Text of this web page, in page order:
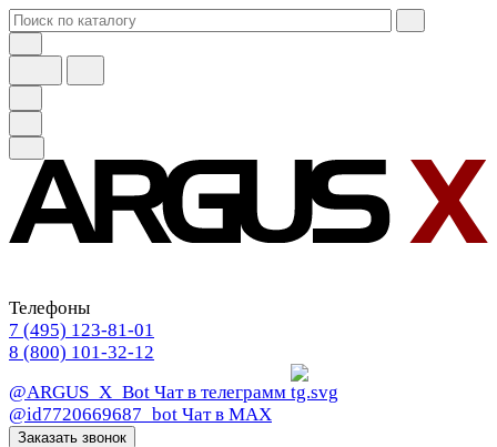
Телефоны
7 (495) 123-81-01
8 (800) 101-32-12
@ARGUS_X_Bot Чат в телеграмм
@id7720669687_bot Чат в МАХ
Заказать звонок